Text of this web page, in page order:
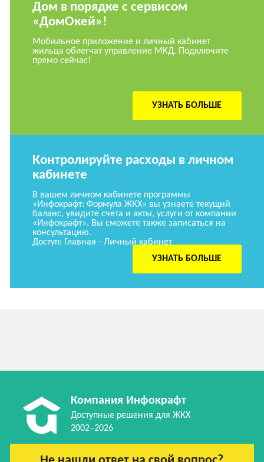
Дом в порядке с сервисом
«ДомОкей»!
Мобильное приложение и личный кабинет
жильца облегчат управление МКД. Подключите
прямо сейчас!
УЗНАТЬ БОЛЬШЕ
Контролируйте расходы в личном
кабинете
В вашем личном кабинете программы
«Инфокрафт: Формула ЖКХ» вы узнаете текущий
баланс, увидите счета и акты, услуги от компании
«Инфокрафт». Вы сможете также записаться на
консультацию.
Доступ: Главная - Личный кабинет
УЗНАТЬ БОЛЬШЕ
Компания Инфокрафт
Доступные решения для ЖКХ
2002–2026